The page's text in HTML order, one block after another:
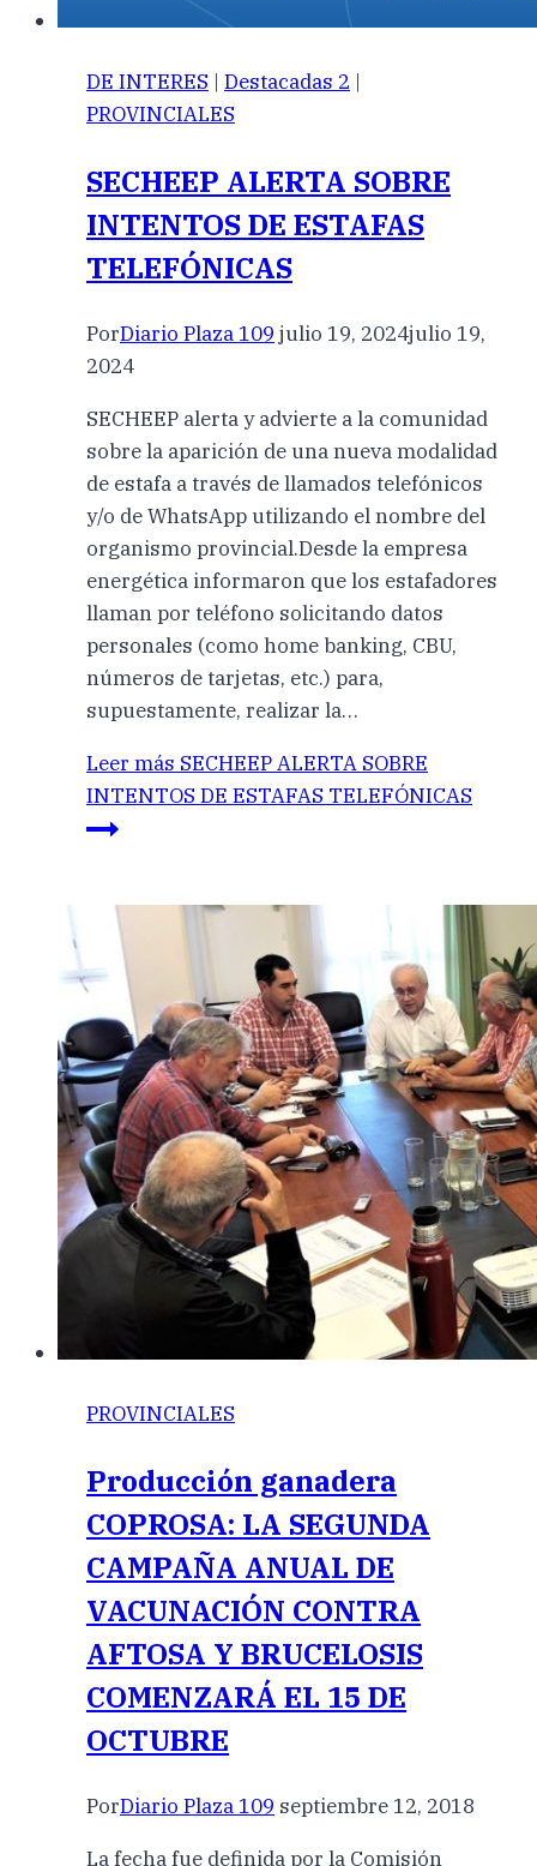
DE INTERES | Destacadas 2 |
PROVINCIALES
SECHEEP ALERTA SOBRE
INTENTOS DE ESTAFAS
TELEFÓNICAS
PorDiario Plaza 109 julio 19, 2024julio 19,
2024
SECHEEP alerta y advierte a la comunidad
sobre la aparición de una nueva modalidad
de estafa a través de llamados telefónicos
y/o de WhatsApp utilizando el nombre del
organismo provincial.Desde la empresa
energética informaron que los estafadores
llaman por teléfono solicitando datos
personales (como home banking, CBU,
números de tarjetas, etc.) para,
supuestamente, realizar la…
Leer más SECHEEP ALERTA SOBRE
INTENTOS DE ESTAFAS TELEFÓNICAS
PROVINCIALES
Producción ganadera
COPROSA: LA SEGUNDA
CAMPAÑA ANUAL DE
VACUNACIÓN CONTRA
AFTOSA Y BRUCELOSIS
COMENZARÁ EL 15 DE
OCTUBRE
PorDiario Plaza 109 septiembre 12, 2018
La fecha fue definida por la Comisión